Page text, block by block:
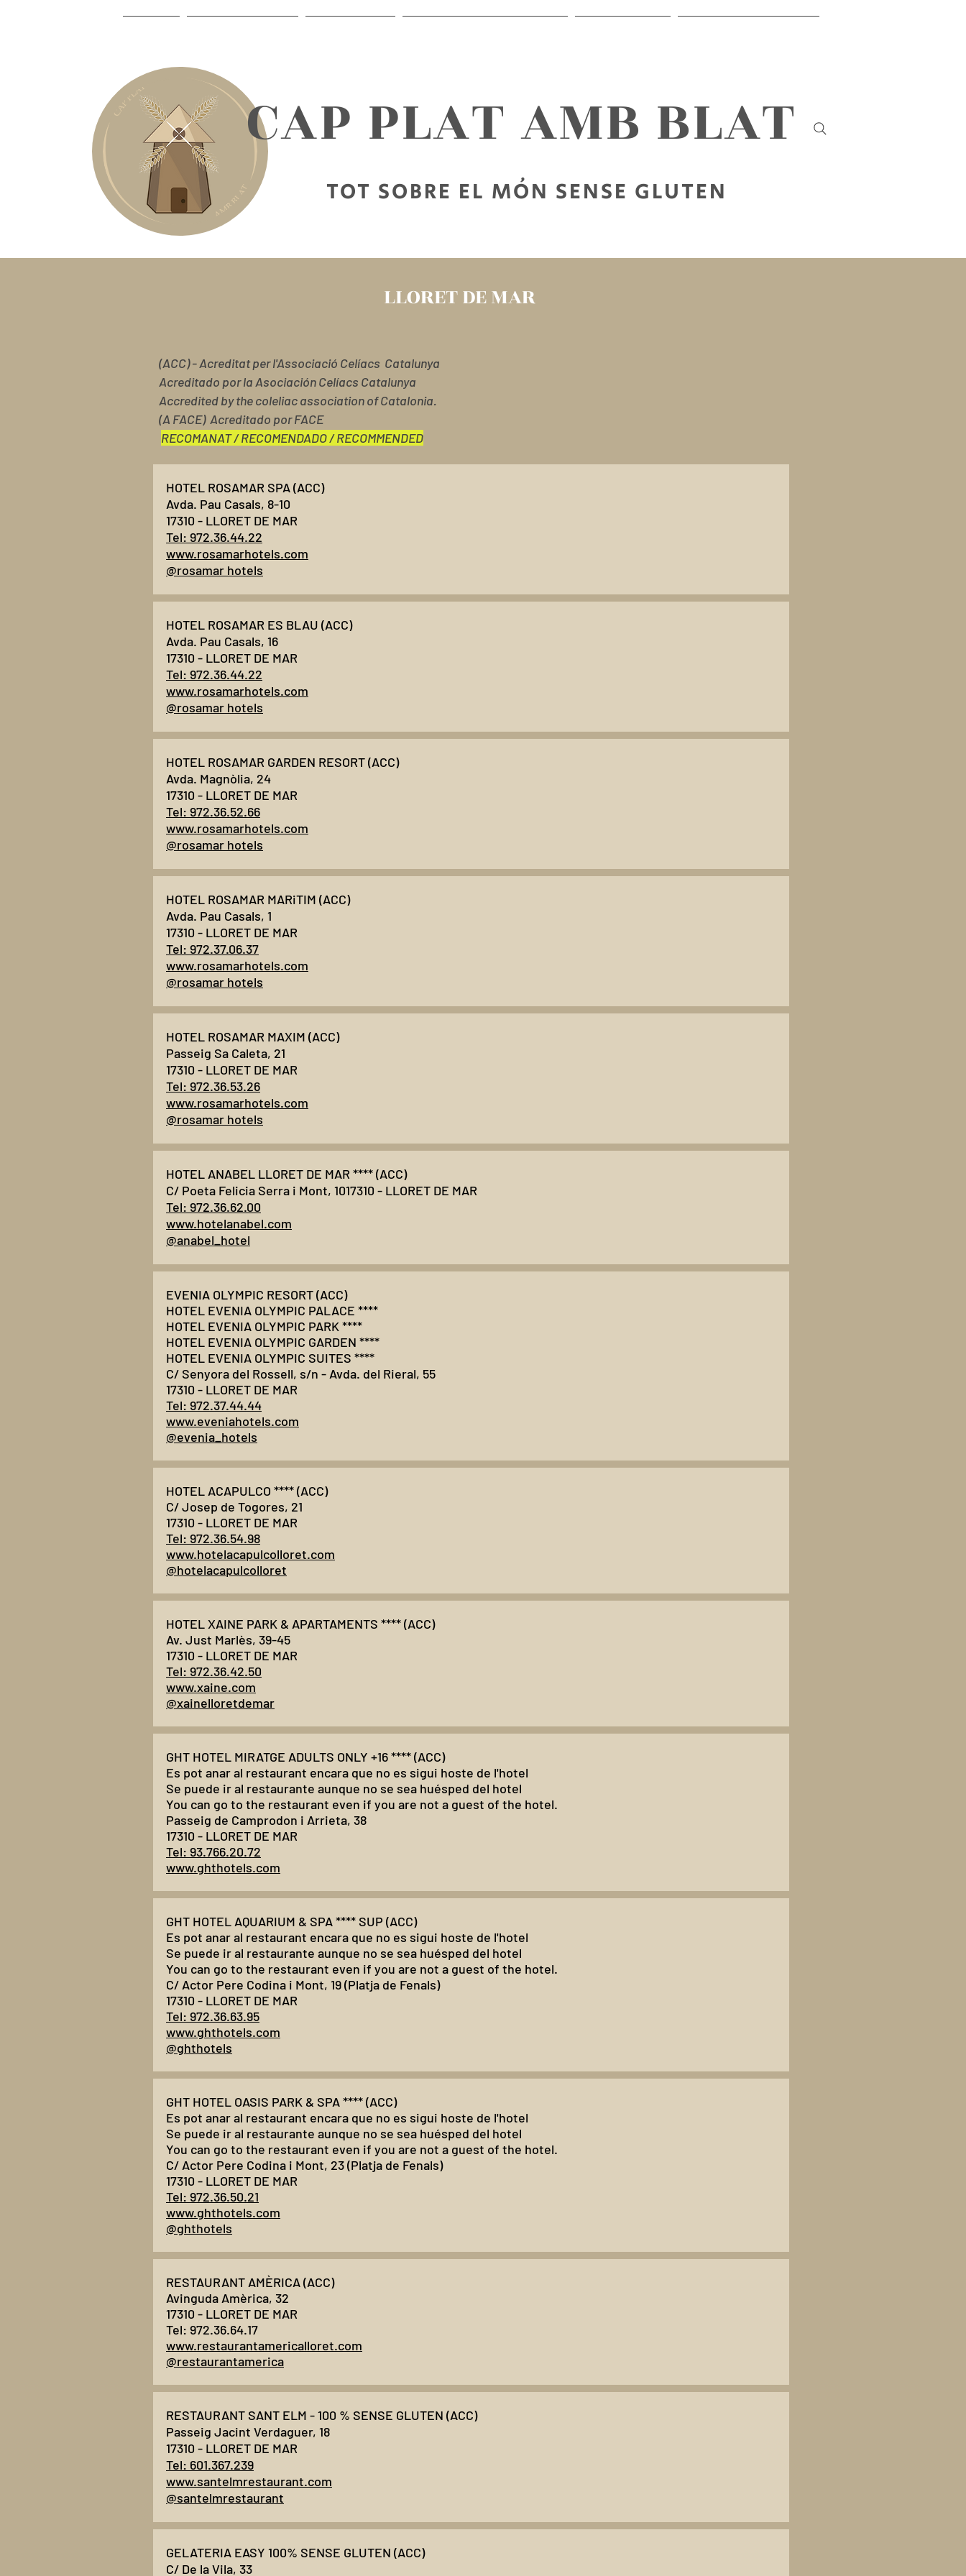
​CAP PLAT AMB BLAT
TOT SOBRE EL MÓN SENSE GLUTEN
LLORET DE MAR
(ACC) - Acreditat per l'Associació Celíacs Catalunya
Acreditado por la Asociación Celíacs Catalunya
Accredited by the coleliac association of Catalonia.
(A FACE) Acreditado por FACE
RECOMANAT / RECOMENDADO / RECOMMENDED
HOTEL ROSAMAR SPA (ACC)
Avda. Pau Casals, 8-10
17310 - LLORET DE MAR
Tel: 972.36.44.22
www.rosamarhotels.com
@rosamar hotels
HOTEL ROSAMAR ES BLAU (ACC)
Avda. Pau Casals, 16
17310 - LLORET DE MAR
Tel: 972.36.44.22
www.rosamarhotels.com
@rosamar hotels
HOTEL ROSAMAR GARDEN RESORT (ACC)
Avda. Magnòlia, 24
17310 - LLORET DE MAR
Tel: 972.36.52.66
www.rosamarhotels.com
@rosamar hotels
HOTEL ROSAMAR MARiTIM (ACC)
Avda. Pau Casals, 1
17310 - LLORET DE MAR
Tel: 972.37.06.37
www.rosamarhotels.com
@rosamar hotels
HOTEL ROSAMAR MAXIM (ACC)
Passeig Sa Caleta, 21
17310 - LLORET DE MAR
Tel: 972.36.53.26
www.rosamarhotels.com
@rosamar hotels
HOTEL ANABEL LLORET DE MAR **** (ACC)
C/ Poeta Felicia Serra i Mont, 1017310 - LLORET DE MAR
Tel: 972.36.62.00
www.hotelanabel.com
@anabel_hotel
EVENIA OLYMPIC RESORT (ACC)
HOTEL EVENIA OLYMPIC PALACE ****
HOTEL EVENIA OLYMPIC PARK ****
HOTEL EVENIA OLYMPIC GARDEN ****
HOTEL EVENIA OLYMPIC SUITES ****
C/ Senyora del Rossell, s/n - Avda. del Rieral, 55
17310 - LLORET DE MAR
Tel: 972.37.44.44
www.eveniahotels.com
@evenia_hotels
HOTEL ACAPULCO **** (ACC)
C/ Josep de Togores, 21
17310 - LLORET DE MAR
Tel: 972.36.54.98
www.hotelacapulcolloret.com
@hotelacapulcolloret
HOTEL XAINE PARK & APARTAMENTS **** (ACC)
Av. Just Marlès, 39-45
17310 - LLORET DE MAR
Tel: 972.36.42.50
www.xaine.com
@xainelloretdemar
GHT HOTEL MIRATGE ADULTS ONLY +16 **** (ACC)
Es pot anar al restaurant encara que no es sigui hoste de l'hotel
Se puede ir al restaurante aunque no se sea huésped del hotel
You can go to the restaurant even if you are not a guest of the hotel.
Passeig de Camprodon i Arrieta, 38
17310 - LLORET DE MAR
Tel: 93.766.20.72
www.ghthotels.com
GHT HOTEL AQUARIUM & SPA **** SUP (ACC)
Es pot anar al restaurant encara que no es sigui hoste de l'hotel
Se puede ir al restaurante aunque no se sea huésped del hotel
You can go to the restaurant even if you are not a guest of the hotel.
C/ Actor Pere Codina i Mont, 19 (Platja de Fenals)
17310 - LLORET DE MAR
Tel: 972.36.63.95
www.ghthotels.com
@ghthotels
GHT HOTEL OASIS PARK & SPA **** (ACC)
Es pot anar al restaurant encara que no es sigui hoste de l'hotel
Se puede ir al restaurante aunque no se sea huésped del hotel
You can go to the restaurant even if you are not a guest of the hotel.
C/ Actor Pere Codina i Mont, 23 (Platja de Fenals)
17310 - LLORET DE MAR
Tel: 972.36.50.21
www.ghthotels.com
@ghthotels
RESTAURANT AMÈRICA (ACC)
Avinguda Amèrica, 32
17310 - LLORET DE MAR
Tel: 972.36.64.17
www.restaurantamericalloret.com
@restaurantamerica
RESTAURANT SANT ELM - 100 % SENSE GLUTEN (ACC)
Passeig Jacint Verdaguer, 18
17310 - LLORET DE MAR
Tel: 601.367.239
www.santelmrestaurant.com
@santelmrestaurant
GELATERIA EASY 100% SENSE GLUTEN (ACC)
C/ De la Vila, 33